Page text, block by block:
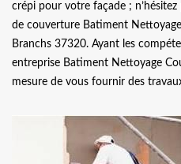
crépi pour votre façade ;
de couverture Batiment
Branchs 37320. Ayant les
entreprise Batiment Nettoyage
mesure de vous fournir des